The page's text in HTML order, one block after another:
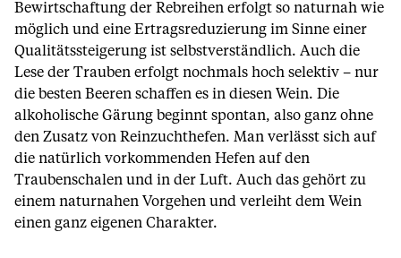
Bewirtschaftung der Rebreihen erfolgt so naturnah wie
möglich und eine Ertragsreduzierung im Sinne einer
Qualitätssteigerung ist selbstverständlich. Auch die
Lese der Trauben erfolgt nochmals hoch selektiv – nur
die besten Beeren schaffen es in diesen Wein. Die
alkoholische Gärung beginnt spontan, also ganz ohne
den Zusatz von Reinzuchthefen. Man verlässt sich auf
die natürlich vorkommenden Hefen auf den
Traubenschalen und in der Luft. Auch das gehört zu
einem naturnahen Vorgehen und verleiht dem Wein
einen ganz eigenen Charakter.